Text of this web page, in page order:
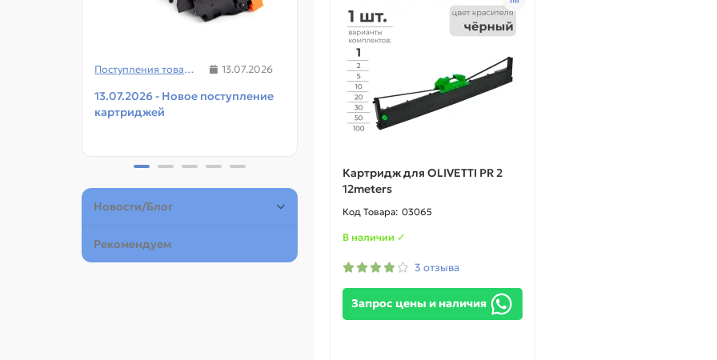
Поступления товаров 13.07.2026
13.07.2026 - Новое поступление
картриджей
08.07.2026
08.07.2026 - Новое поступление
чипов для картриджей и
принтеров
Новости/Блог
Рекомендуем
Картридж для OLIVETTI PR 2
12meters
03065
В наличии ✓
3 отзыва
Запрос цены и наличия